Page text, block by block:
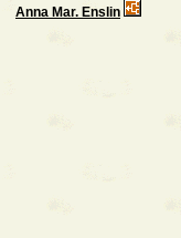
Anna Mar. Enslin